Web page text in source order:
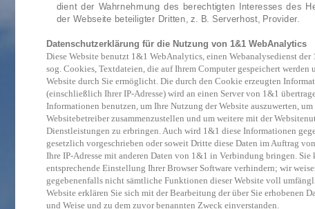
dient der Wahrnehmung des berechtigten Interesses des
der Webseite beteiligter Dritten, z. B. Serverhost, Provider.
Datenschutzerklärung für die Nutzung von 1&1 WebAnalytics
Diese Website benutzt 1&1 WebAnalytics, einen Webanalysedienst
sog. Cookies, Textdateien, die auf Ihrem Computer gespeichert werden
Website durch Sie ermöglicht. Die durch den Cookie erzeugten
(einschließlich Ihrer IP-Adresse) wird an einen Server von 1&1
Informationen benutzen, um Ihre Nutzung der Website auszuwerten,
Websitebetreiber zusammenzustellen und um weitere mit der
Dienstleistungen zu erbringen. Auch wird 1&1 diese Informationen
gesetzlich vorgeschrieben oder soweit Dritte diese Daten im Auftrag
Ihre IP-Adresse mit anderen Daten von 1&1 in Verbindung bringen.
entsprechende Einstellung Ihrer Browser Software verhindern; wir
gegebenenfalls nicht sämtliche Funktionen dieser Website voll
Website erklären Sie sich mit der Bearbeitung der über Sie erhobenen
und Weise und zu dem zuvor benannten Zweck einverstanden.